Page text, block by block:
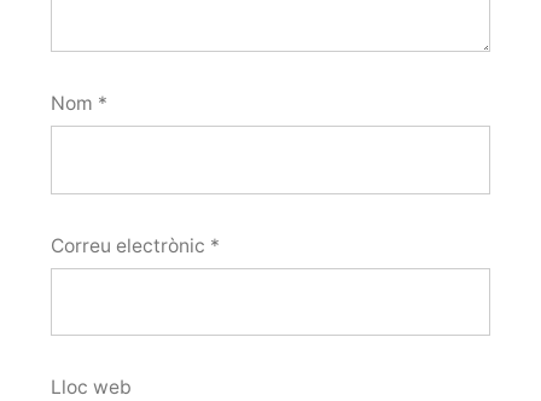
Nom *
Correu electrònic *
Lloc web